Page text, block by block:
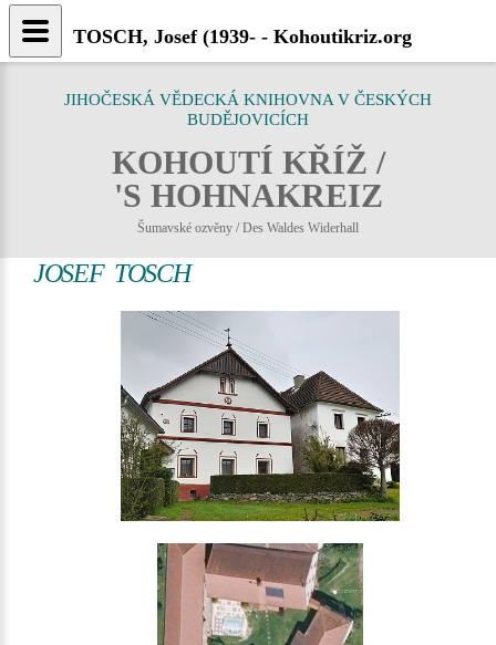
JIHOČESKÁ VĚDECKÁ KNIHOVNA V ČESKÝCH
BUDĚJOVICÍCH
KOHOUTÍ KŘÍŽ /
'S HOHNAKREIZ
Šumavské ozvěny / Des Waldes Widerhall
JOSEF TOSCH
TOSCH, Josef (1939- - Kohoutikriz.org